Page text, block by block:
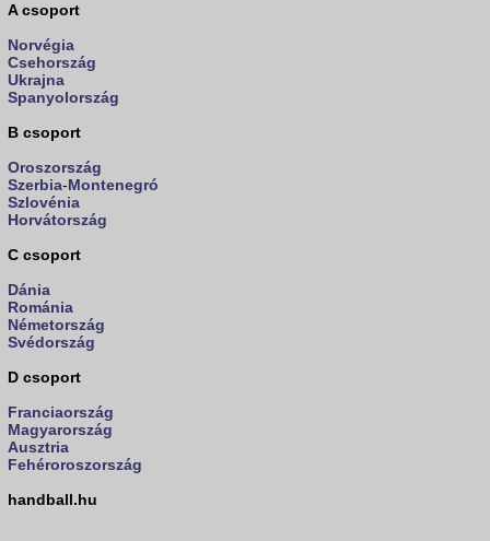
A csoport
Norvégia
Csehország
Ukrajna
Spanyolország
B csoport
Oroszország
Szerbia-Montenegró
Szlovénia
Horvátország
C csoport
Dánia
Románia
Németország
Svédország
D csoport
Franciaország
Magyarország
Ausztria
Fehéroroszország
handball.hu